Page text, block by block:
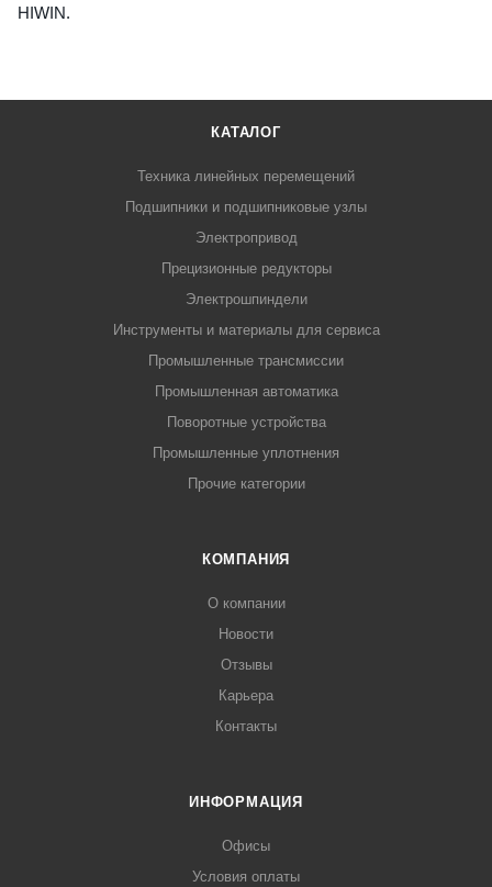
HIWIN.
КАТАЛОГ
Техника линейных перемещений
Подшипники и подшипниковые узлы
Электропривод
Прецизионные редукторы
Электрошпиндели
Инструменты и материалы для сервиса
Промышленные трансмиссии
Промышленная автоматика
Поворотные устройства
Промышленные уплотнения
Прочие категории
КОМПАНИЯ
О компании
Новости
Отзывы
Карьера
Контакты
ИНФОРМАЦИЯ
Офисы
Условия оплаты